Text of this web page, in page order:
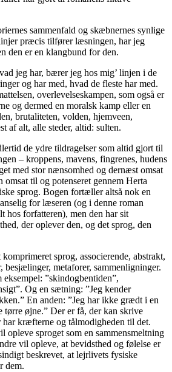
sammenfald og skæbnernes synlige
præcis tilfører læsningen, har jeg
den er en klangbund for den.
jeg har, bærer jeg hos mig’ linjen i de
og har med, hvad de fleste har med.
overlevelseskampen, som også er
og dermed en moralsk kamp eller en
brutaliteten, volden, hjemveen,
af alt, alle steder, altid: sulten.
de ydre tildragelser som altid gjort til
– kroppens, mavens, fingrenes, hudens
med stor nænsomhed og dernæst omsat
til og potenseret gennem Herta
sprog. Bogen fortæller altså nok en
for læseren (og i denne roman
hos forfatteren), men den har sit
der oplever den, og det sprog, den
sprog, associerende, abstrakt,
besjælinger, metaforer, sammenligninger.
”skindogbentiden”,
Og en sætning: ”Jeg kender
En anden: ”Jeg har ikke grædt i en
øjne.” Der er få, der kan skrive
har kræfterne og tålmodigheden til det.
opleve sproget som en sammensmeltning
vil opleve, at bevidsthed og følelse er
beskrevet, at lejrlivets fysiske
dem.